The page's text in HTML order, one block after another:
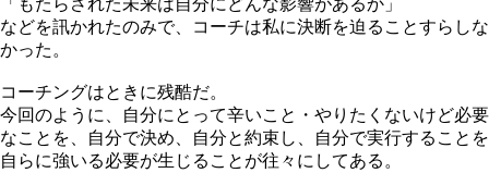
「もたらされた未来は自分にどんな影響があるか」
などを訊かれたのみで、コーチは私に決断を迫ることすらしな
かった。
コーチングはときに残酷だ。
今回のように、自分にとって辛いこと・やりたくないけど必要
なことを、自分で決め、自分と約束し、自分で実行することを
自らに強いる必要が生じることが往々にしてある。